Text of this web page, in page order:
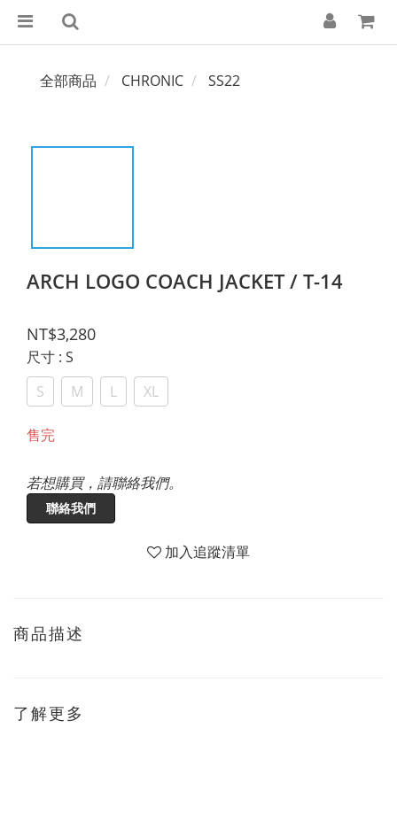
全部商品 CHRONIC SS22
ARCH LOGO COACH JACKET / T-14
NT$3,280
尺寸 : S
S
M L XL
售完
若想購買，請聯絡我們。
聯絡我們
加入追蹤清單
商品描述
了解更多